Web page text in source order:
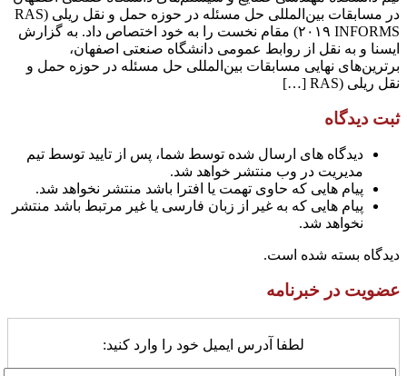
در مسابقات بین‌المللی حل مسئله در حوزه حمل و نقل ریلی (RAS
۲۰۱۹ INFORMS) مقام نخست را به خود اختصاص داد. به گزارش
ایسنا و به نقل از روابط عمومی دانشگاه صنعتی اصفهان،
برترین‌های نهایی مسابقات بین‌المللی حل مسئله در حوزه حمل و
نقل ریلی (RAS […]
ثبت دیدگاه
دیدگاه های ارسال شده توسط شما، پس از تایید توسط تیم
مدیریت در وب منتشر خواهد شد.
پیام هایی که حاوی تهمت یا افترا باشد منتشر نخواهد شد.
پیام هایی که به غیر از زبان فارسی یا غیر مرتبط باشد منتشر
نخواهد شد.
دیدگاه بسته شده است.
عضویت در خبرنامه
لطفا آدرس ایمیل خود را وارد کنید: